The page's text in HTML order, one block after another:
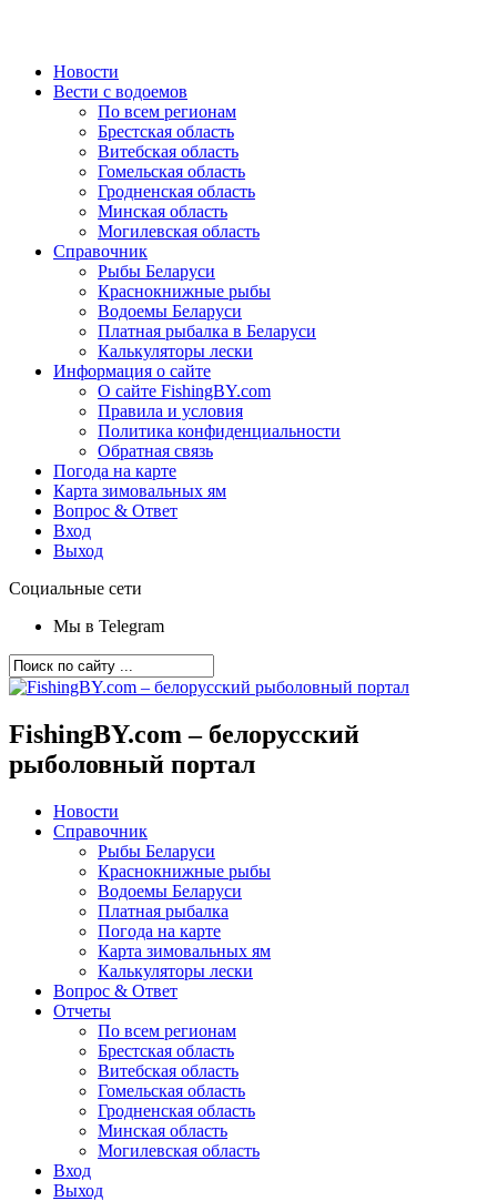
Новости
Вести с водоемов
По всем регионам
Брестская область
Витебская область
Гомельская область
Гродненская область
Минская область
Могилевская область
Справочник
Рыбы Беларуси
Краснокнижные рыбы
Водоемы Беларуси
Платная рыбалка в Беларуси
Калькуляторы лески
Информация о сайте
О сайте FishingBY.com
Правила и условия
Политика конфиденциальности
Обратная связь
Погода на карте
Карта зимовальных ям
Вопрос & Ответ
Вход
Выход
Социальные сети
Мы в Telegram
FishingBY.com – белорусский
рыболовный портал
Новости
Справочник
Рыбы Беларуси
Краснокнижные рыбы
Водоемы Беларуси
Платная рыбалка
Погода на карте
Карта зимовальных ям
Калькуляторы лески
Вопрос & Ответ
Отчеты
По всем регионам
Брестская область
Витебская область
Гомельская область
Гродненская область
Минская область
Могилевская область
Вход
Выход